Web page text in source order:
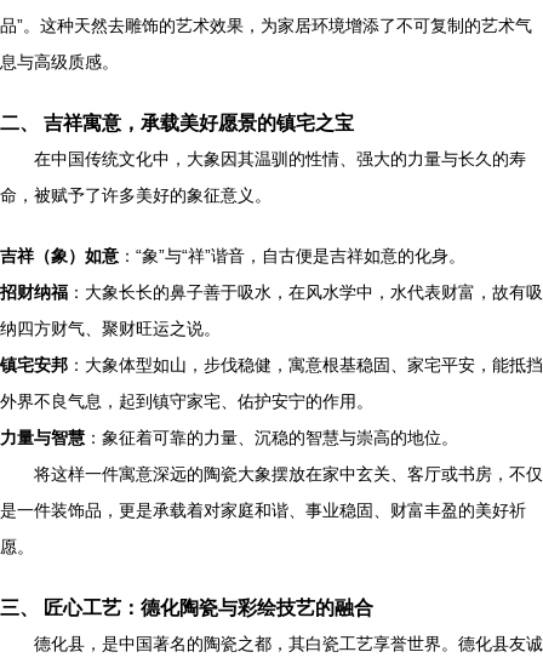
品”。这种天然去雕饰的艺术效果，为家居环境增添了不可复制的艺术气
息与高级质感。
二、 吉祥寓意，承载美好愿景的镇宅之宝
在中国传统文化中，大象因其温驯的性情、强大的力量与长久的寿
命，被赋予了许多美好的象征意义。
吉祥（象）如意 ：“象”与“祥”谐音，自古便是吉祥如意的化身。
招财纳福 ：大象长长的鼻子善于吸水，在风水学中，水代表财富，故有吸
纳四方财气、聚财旺运之说。
镇宅安邦 ：大象体型如山，步伐稳健，寓意根基稳固、家宅平安，能抵挡
外界不良气息，起到镇守家宅、佑护安宁的作用。
力量与智慧 ：象征着可靠的力量、沉稳的智慧与崇高的地位。
将这样一件寓意深远的陶瓷大象摆放在家中玄关、客厅或书房，不仅
是一件装饰品，更是承载着对家庭和谐、事业稳固、财富丰盈的美好祈
愿。
三、 匠心工艺：德化陶瓷与彩绘技艺的融合
德化县，是中国著名的陶瓷之都，其白瓷工艺享誉世界。德化县友诚